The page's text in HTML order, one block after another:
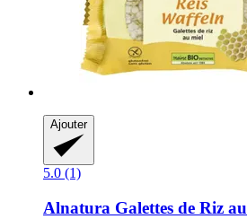
Ajouter
5.0 (1)
Alnatura Galettes de Riz